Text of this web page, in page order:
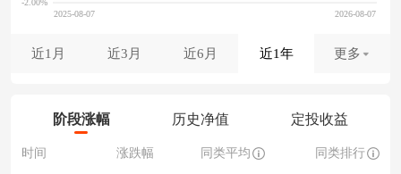
近1月 近3月 近6月 近1年 更多
阶段涨幅 历史净值 定投收益
时间 涨跌幅 同类平均 同类排行